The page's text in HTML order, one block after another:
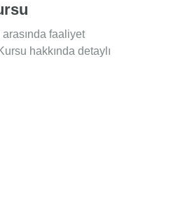
faaliyet
hakkında detaylı